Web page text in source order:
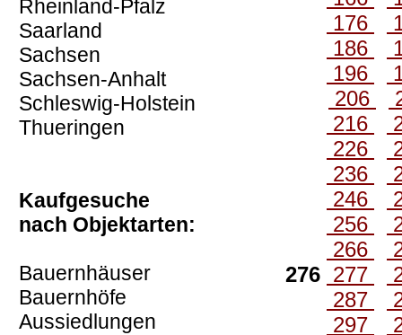
Rheinland-Pfalz
Saarland
Sachsen
Sachsen-Anhalt
Schleswig-Holstein
Thueringen
Kaufgesuche
nach Objektarten:
Bauernhäuser
Bauernhöfe
Aussiedlungen
176
186
196
206
216
226
236
246
256
266
276 277
287
297